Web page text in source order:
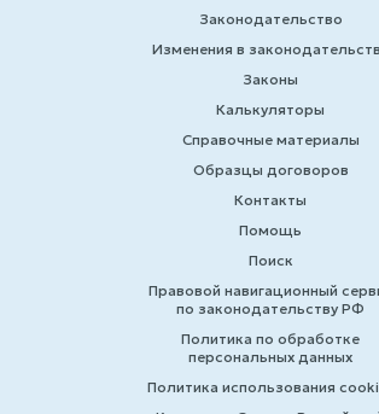
Законодательство
Изменения в
Законы
Калькуляторы
Справочные материалы
Образцы договоров
Контакты
Помощь
Поиск
Правовой навигационный
по законодательству РФ
Политика по обработке
персональных данных
Политика использования